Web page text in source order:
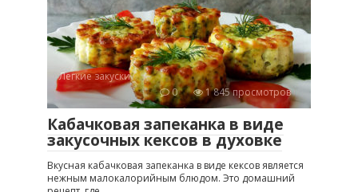
Легкие закуски
0
1 845 просмотров
Кабачковая запеканка в виде
закусочных кексов в духовке
Вкусная кабачковая запеканка в виде кексов является
нежным малокалорийным блюдом. Это домашний